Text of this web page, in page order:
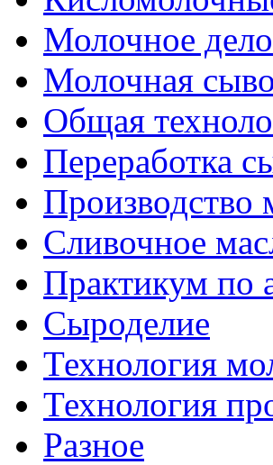
Молочное дело
Молочная
Общая
Переработка
Производство
Сливочное
Практикум по
Сыроделие
Технология
Технология
Разное